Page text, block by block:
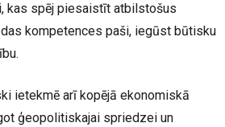
kas spēj piesaistīt atbilstošus
kompetences paši, iegūst būtisku
ietekmē arī kopējā ekonomiskā
ģeopolitiskajai spriedzei un